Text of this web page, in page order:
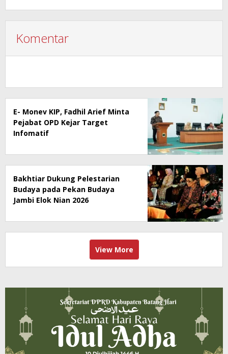
Komentar
E- Monev KIP, Fadhil Arief Minta
Pejabat OPD Kejar Target
Infomatif
Bakhtiar Dukung Pelestarian
Budaya pada Pekan Budaya
Jambi Elok Nian 2026
View More